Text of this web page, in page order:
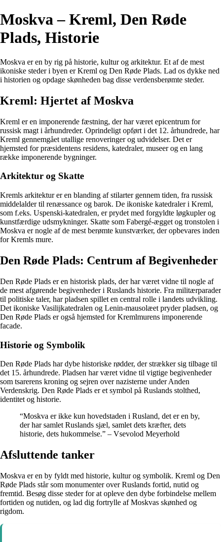
Moskva – Kreml, Den Røde
Plads, Historie
Moskva er en by rig på historie, kultur og arkitektur. Et af de mest
ikoniske steder i byen er Kreml og Den Røde Plads. Lad os dykke ned
i historien og opdage skønheden bag disse verdensberømte steder.
Kreml: Hjertet af Moskva
Kreml er en imponerende fæstning, der har været epicentrum for
russisk magt i århundreder. Oprindeligt opført i det 12. århundrede, har
Kreml gennemgået utallige renoveringer og udvidelser. Det er
hjemsted for præsidentens residens, katedraler, museer og en lang
række imponerende bygninger.
Arkitektur og Skatte
Kremls arkitektur er en blanding af stilarter gennem tiden, fra russisk
middelalder til renæssance og barok. De ikoniske katedraler i Kreml,
som f.eks. Uspenski-katedralen, er prydet med forgyldte løgkupler og
kunstfærdige udsmykninger. Skatte som Fabergé-ægget og tronstolen i
Moskva er nogle af de mest berømte kunstværker, der opbevares inden
for Kremls mure.
Den Røde Plads: Centrum af Begivenheder
Den Røde Plads er en historisk plads, der har været vidne til nogle af
de mest afgørende begivenheder i Ruslands historie. Fra militærparader
til politiske taler, har pladsen spillet en central rolle i landets udvikling.
Det ikoniske Vasilijkatedralen og Lenin-mausolæet pryder pladsen, og
Den Røde Plads er også hjemsted for Kremlmurens imponerende
facade.
Historie og Symbolik
Den Røde Plads har dybe historiske rødder, der strækker sig tilbage til
det 15. århundrede. Pladsen har været vidne til vigtige begivenheder
som tsarerens kroning og sejren over nazisterne under Anden
Verdenskrig. Den Røde Plads er et symbol på Ruslands stolthed,
identitet og historie.
“Moskva er ikke kun hovedstaden i Rusland, det er en by,
der har samlet Ruslands sjæl, samlet dets kræfter, dets
historie, dets hukommelse.” – Vsevolod Meyerhold
Afsluttende tanker
Moskva er en by fyldt med historie, kultur og symbolik. Kreml og Den
Røde Plads står som monumenter over Ruslands fortid, nutid og
fremtid. Besøg disse steder for at opleve den dybe forbindelse mellem
fortiden og nutiden, og lad dig fortrylle af Moskvas skønhed og
rigdom.